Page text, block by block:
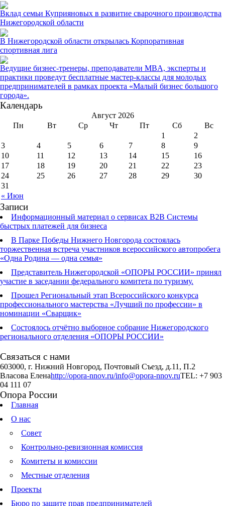
Вклад семьи Куприяновых в развитие сварочного производства
Нижегородской области
В Нижегородской области открылась Корпоративная
спортивная лига
Ведущие бизнес-тренеры, преподаватели MBA, эксперты и
практики проведут бесплатные мастер-классы для молодых
предпринимателей в рамках проекта «Малый бизнес большого
города».
Календарь
Август 2026
Пн
Вт Ср Чт Пт Сб Вс
« Июн
1
2
3
4 5 6 7 8
9
10
11 12 13 14 15
16
17
18 19 20 21 22
23
24
25 26 27 28 29
30
31
Записи
Информационный материал о сервисах В2В Системы
быстрых платежей для бизнеса
В Парке Победы Нижнего Новгорода состоялась
торжественная встреча участников всероссийского автопробега
«Одна Родина — одна семья»
Представитель Нижегородской «ОПОРЫ РОССИИ» принял
участие в заседании федерального комитета по туризму.
Прошел Региональный этап Всероссийского конкурса
профессионального мастерства «Лучший по профессии» в
номинации «Сварщик»
Состоялось отчётно выборное собрание Нижегородского
регионального отделения «ОПОРЫ РОССИИ»
Связаться с нами
603000, г. Нижний Новгород, Почтовый Съезд, д.11, П.2
Власова Еленаhttp://opora-nnov.ru/info@opora-nnov.ruTEL: +7 903
04 111 07
Опора России
Главная
О нас
Совет
Контрольно-ревизионная комиссия
Комитеты и комиссии
Местные отделения
Проекты
Бюро по защите прав предпринимателей